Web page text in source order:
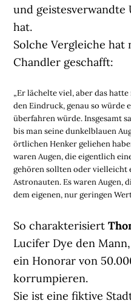
und geistesverwandte
hat.
Solche Vergleiche hat
Chandler geschafft:
„Er lächelte viel, aber das
den Eindruck, genau so würde
überfahren würde. Insgesamt
bis man seine dunkelblauen
örtlichen Henker geliehen
waren Augen, die eigentlich
gehören sollten oder
Astronauten. Es waren Augen,
dem eigenen, nur geringen
So charakterisiert
Lucifer Dye den
ein Honorar von
korrumpieren.
Sie ist eine fiktive